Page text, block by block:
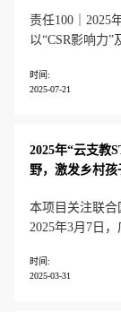
责任100｜2025
以“CSR影响力
续发展目标、减
时间:
2025-07-21
2025年“云支教
野，激发乡村
本项目关注联合
2025年3月7日
境—生态多样性
时间:
2025-03-31